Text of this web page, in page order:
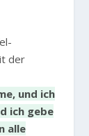
der
und ich
ich gebe
alle